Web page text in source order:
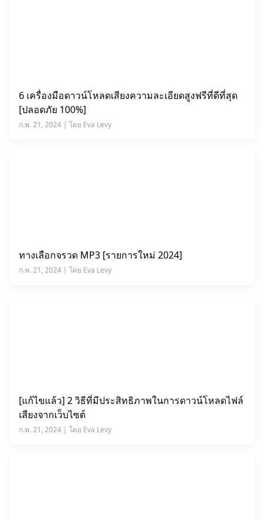
6 เครื่องมือดาวน์โหลดเสียงความละเอียดสูงฟรีที่ดีที่สุด
[ปลอดภัย 100%]
ก.พ. 21, 2024 | โดย Eva Levy
ทางเลือกจรวด MP3 [รายการใหม่ 2024]
ก.พ. 21, 2024 | โดย Eva Levy
[แก้ไขแล้ว] 2 วิธีที่มีประสิทธิภาพในการดาวน์โหลดไฟล์
เสียงจากเว็บไซต์
ก.พ. 21, 2024 | โดย Eva Levy